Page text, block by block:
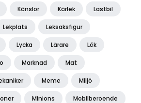
Känslor Kärlek Lastbil
Lekplats Leksaksfigur
Lycka Lärare Lök
Marknad Mat
Meme Miljö
Minions Mobilberoende